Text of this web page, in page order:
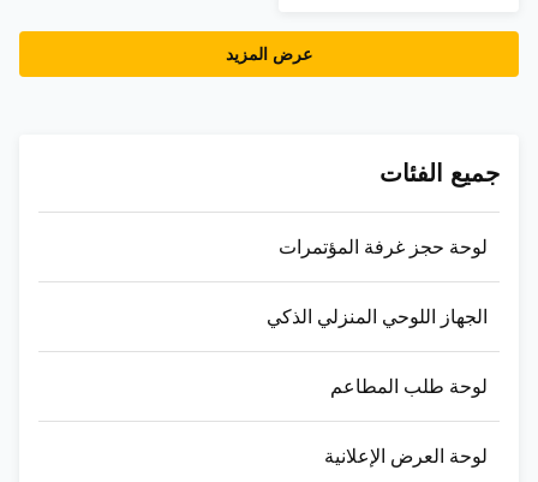
عرض المزيد
جميع الفئات
لوحة حجز غرفة المؤتمرات
الجهاز اللوحي المنزلي الذكي
لوحة طلب المطاعم
لوحة العرض الإعلانية